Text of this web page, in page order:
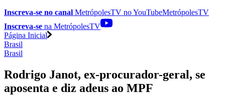
Inscreva-se no canal MetrópolesTV noYouTubeMetrópolesTV
Inscreva-se na MetrópolesTV
Página Inicial
Brasil
Brasil
Rodrigo Janot, ex-procurador-geral, se
aposenta e diz adeus ao MPF